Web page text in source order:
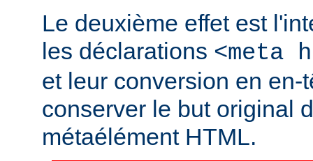
Le deuxième effet est
les déclarations <meta
et leur conversion en en-
conserver le but original
métaélément HTML.